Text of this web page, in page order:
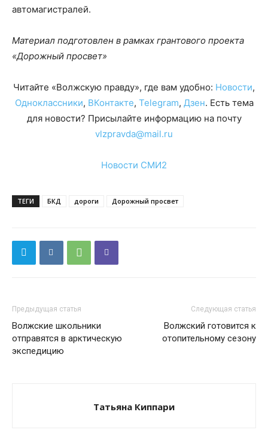
автомагистралей.
Материал подготовлен в рамках грантового проекта
«Дорожный просвет»
Читайте «Волжскую правду», где вам удобно: Новости,
Одноклассники, ВКонтакте, Telegram, Дзен. Есть тема
для новости? Присылайте информацию на почту
vlzpravda@mail.ru
Новости СМИ2
ТЕГИ БКД дороги Дорожный просвет
Предыдущая статья
Волжские школьники
отправятся в арктическую
экспедицию
Следующая статья
Волжский готовится к
отопительному сезону
Татьяна Киппари